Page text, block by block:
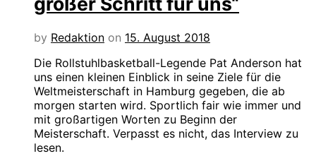
by Redaktion on 15. August 2018
Die Rollstuhlbasketball-Legende Pat Anderson hat
uns einen kleinen Einblick in seine Ziele für die
Weltmeisterschaft in Hamburg gegeben, die ab
morgen starten wird. Sportlich fair wie immer und
mit großartigen Worten zu Beginn der
Meisterschaft. Verpasst es nicht, das Interview zu
lesen.